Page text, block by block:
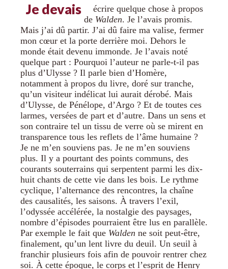
Je devais
écrire quelque chose à propos
de Walden. Je l’avais promis.
Mais j’ai dû partir. J’ai dû faire ma valise, fermer
mon cœur et la porte derrière moi. Dehors le
monde était devenu immonde. Je l’avais noté
quelque part : Pourquoi l’auteur ne parle-t-il pas
plus d’Ulysse ? Il parle bien d’Homère,
notamment à propos du livre, doré sur tranche,
qu’un visiteur indélicat lui aurait dérobé. Mais
d’Ulysse, de Pénélope, d’Argo ? Et de toutes ces
larmes, versées de part et d’autre. Dans un sens et
son contraire tel un tissu de verre où se mirent en
transparence tous les reflets de l’âme humaine ?
Je ne m’en souviens pas. Je ne m’en souviens
plus. Il y a pourtant des points communs, des
courants souterrains qui serpentent parmi les dix-
huit chants de cette vie dans les bois. Le rythme
cyclique, l’alternance des rencontres, la chaîne
des causalités, les saisons. À travers l’exil,
l’odyssée accélérée, la nostalgie des paysages,
nombre d’épisodes pourraient être lus en parallèle.
Par exemple le fait que Walden ne soit peut-être,
finalement, qu’un lent livre du deuil. Un seuil à
franchir plusieurs fois afin de pouvoir rentrer chez
soi. À cette époque, le corps et l’esprit de Henry